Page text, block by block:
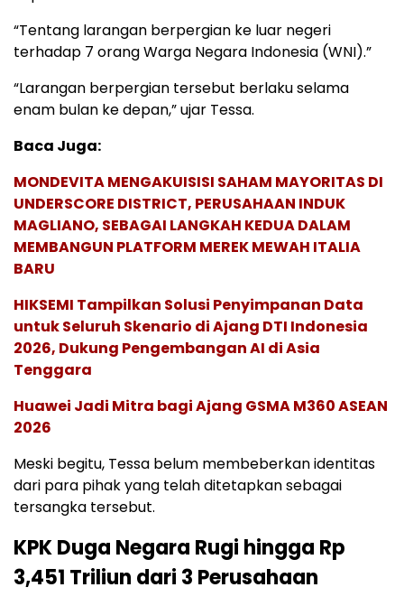
“Tentang larangan berpergian ke luar negeri
terhadap 7 orang Warga Negara Indonesia (WNI).”
“Larangan berpergian tersebut berlaku selama
enam bulan ke depan,” ujar Tessa.
Baca Juga:
MONDEVITA MENGAKUISISI SAHAM MAYORITAS DI
UNDERSCORE DISTRICT, PERUSAHAAN INDUK
MAGLIANO, SEBAGAI LANGKAH KEDUA DALAM
MEMBANGUN PLATFORM MEREK MEWAH ITALIA
BARU
HIKSEMI Tampilkan Solusi Penyimpanan Data
untuk Seluruh Skenario di Ajang DTI Indonesia
2026, Dukung Pengembangan AI di Asia
Tenggara
Huawei Jadi Mitra bagi Ajang GSMA M360 ASEAN
2026
Meski begitu, Tessa belum membeberkan identitas
dari para pihak yang telah ditetapkan sebagai
tersangka tersebut.
KPK Duga Negara Rugi hingga Rp
3,451 Triliun dari 3 Perusahaan